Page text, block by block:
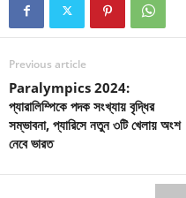
Previous article
Paralympics 2024:
প্যারালিম্পিকে পদক সংখ্যায় বৃদ্ধির
সম্ভাবনা, প্যারিসে নতুন ৩টি খেলায় অংশ
নেবে ভারত